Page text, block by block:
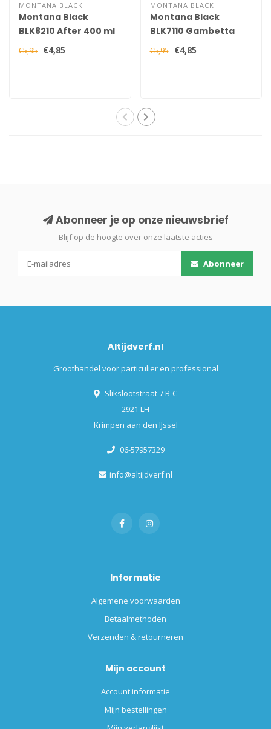
MONTANA BLACK
Montana Black
BLK8210 After 400 ml
€5,95 €4,85
MONTANA BLACK
Montana Black
BLK7110 Gambetta
400 ml
€5,95 €4,85
Abonneer je op onze nieuwsbrief
Blijf op de hoogte over onze laatste acties
Abonneer
Altijdverf.nl
Groothandel voor particulier en professional
Slikslootstraat 7 B-C
2921 LH
Krimpen aan den IJssel
06-57957329
info@altijdverf.nl
Informatie
Algemene voorwaarden
Betaalmethoden
Verzenden & retourneren
Mijn account
Account informatie
Mijn bestellingen